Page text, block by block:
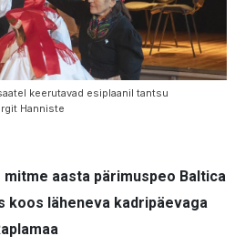
keerutavad esiplaanil tantsu
Hanniste
mitme aasta pärimuspeo Baltica
koos läheneva kadripäevaga